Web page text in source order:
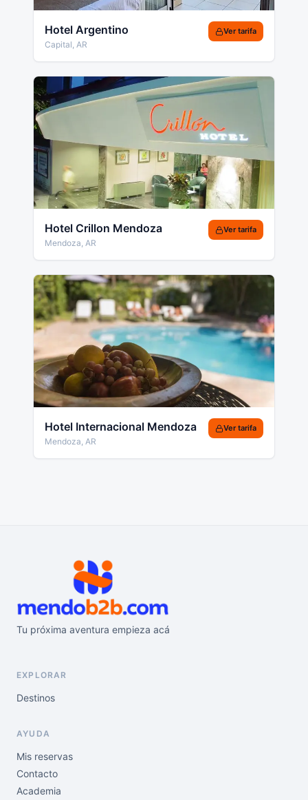
Hotel Argentino
Capital, AR
Ver tarifa
Hotel Crillon Mendoza
Mendoza, AR
Ver tarifa
Hotel Internacional Mendoza
Mendoza, AR
Ver tarifa
Tu próxima aventura empieza acá
EXPLORAR
Destinos
AYUDA
Mis reservas
Contacto
Academia